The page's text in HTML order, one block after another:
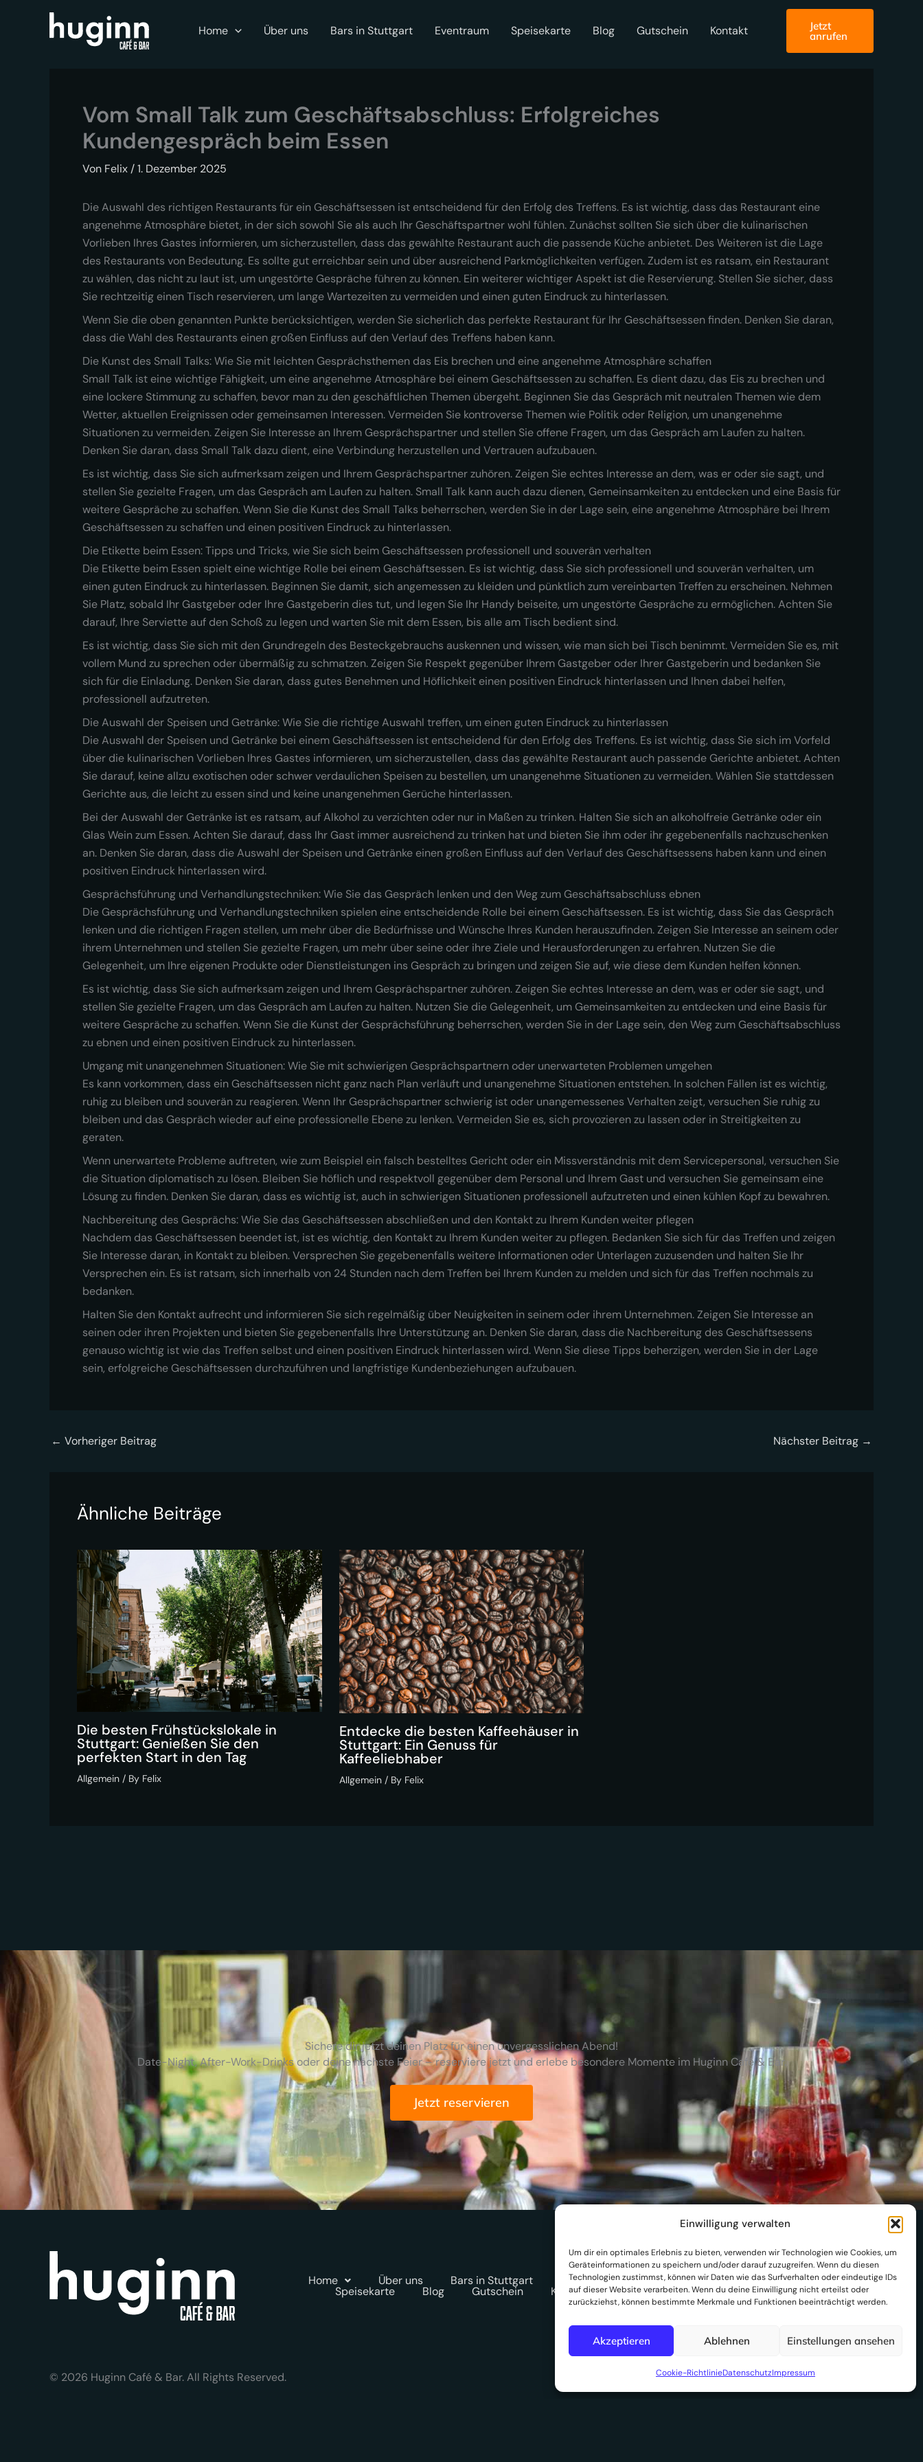
Einwilligung verwalten
Um dir ein optimales Erlebnis zu bieten, verwenden wir Technologien wie Cookies, um
Geräteinformationen zu speichern und/oder darauf zuzugreifen. Wenn du diesen
Technologien zustimmst, können wir Daten wie das Surfverhalten oder eindeutige IDs
auf dieser Website verarbeiten. Wenn du deine Einwilligung nicht erteilst oder
zurückziehst, können bestimmte Merkmale und Funktionen beeinträchtigt werden.
Akzeptieren Ablehnen Einstellungen ansehen
Cookie-RichtlinieDatenschutzImpressum
Home Über uns Bars in Stuttgart Eventraum Speisekarte Blog Gutschein Kontakt Jetzt
anrufen
Vom Small Talk zum Geschäftsabschluss: Erfolgreiches
Kundengespräch beim Essen
Von Felix /1. Dezember 2025
Die Auswahl des richtigen Restaurants für ein Geschäftsessen ist entscheidend für den Erfolg des Treffens. Es ist wichtig, dass das Restaurant eine
angenehme Atmosphäre bietet, in der sich sowohl Sie als auch Ihr Geschäftspartner wohl fühlen. Zunächst sollten Sie sich über die kulinarischen
Vorlieben Ihres Gastes informieren, um sicherzustellen, dass das gewählte Restaurant auch die passende Küche anbietet. Des Weiteren ist die Lage
des Restaurants von Bedeutung. Es sollte gut erreichbar sein und über ausreichend Parkmöglichkeiten verfügen. Zudem ist es ratsam, ein Restaurant
zu wählen, das nicht zu laut ist, um ungestörte Gespräche führen zu können. Ein weiterer wichtiger Aspekt ist die Reservierung. Stellen Sie sicher, dass
Sie rechtzeitig einen Tisch reservieren, um lange Wartezeiten zu vermeiden und einen guten Eindruck zu hinterlassen.
Wenn Sie die oben genannten Punkte berücksichtigen, werden Sie sicherlich das perfekte Restaurant für Ihr Geschäftsessen finden. Denken Sie daran,
dass die Wahl des Restaurants einen großen Einfluss auf den Verlauf des Treffens haben kann.
Die Kunst des Small Talks: Wie Sie mit leichten Gesprächsthemen das Eis brechen und eine angenehme Atmosphäre schaffen
Small Talk ist eine wichtige Fähigkeit, um eine angenehme Atmosphäre bei einem Geschäftsessen zu schaffen. Es dient dazu, das Eis zu brechen und
eine lockere Stimmung zu schaffen, bevor man zu den geschäftlichen Themen übergeht. Beginnen Sie das Gespräch mit neutralen Themen wie dem
Wetter, aktuellen Ereignissen oder gemeinsamen Interessen. Vermeiden Sie kontroverse Themen wie Politik oder Religion, um unangenehme
Situationen zu vermeiden. Zeigen Sie Interesse an Ihrem Gesprächspartner und stellen Sie offene Fragen, um das Gespräch am Laufen zu halten.
Denken Sie daran, dass Small Talk dazu dient, eine Verbindung herzustellen und Vertrauen aufzubauen.
Es ist wichtig, dass Sie sich aufmerksam zeigen und Ihrem Gesprächspartner zuhören. Zeigen Sie echtes Interesse an dem, was er oder sie sagt, und
stellen Sie gezielte Fragen, um das Gespräch am Laufen zu halten. Small Talk kann auch dazu dienen, Gemeinsamkeiten zu entdecken und eine Basis für
weitere Gespräche zu schaffen. Wenn Sie die Kunst des Small Talks beherrschen, werden Sie in der Lage sein, eine angenehme Atmosphäre bei Ihrem
Geschäftsessen zu schaffen und einen positiven Eindruck zu hinterlassen.
Die Etikette beim Essen: Tipps und Tricks, wie Sie sich beim Geschäftsessen professionell und souverän verhalten
Die Etikette beim Essen spielt eine wichtige Rolle bei einem Geschäftsessen. Es ist wichtig, dass Sie sich professionell und souverän verhalten, um
einen guten Eindruck zu hinterlassen. Beginnen Sie damit, sich angemessen zu kleiden und pünktlich zum vereinbarten Treffen zu erscheinen. Nehmen
Sie Platz, sobald Ihr Gastgeber oder Ihre Gastgeberin dies tut, und legen Sie Ihr Handy beiseite, um ungestörte Gespräche zu ermöglichen. Achten Sie
darauf, Ihre Serviette auf den Schoß zu legen und warten Sie mit dem Essen, bis alle am Tisch bedient sind.
Es ist wichtig, dass Sie sich mit den Grundregeln des Besteckgebrauchs auskennen und wissen, wie man sich bei Tisch benimmt. Vermeiden Sie es, mit
vollem Mund zu sprechen oder übermäßig zu schmatzen. Zeigen Sie Respekt gegenüber Ihrem Gastgeber oder Ihrer Gastgeberin und bedanken Sie
sich für die Einladung. Denken Sie daran, dass gutes Benehmen und Höflichkeit einen positiven Eindruck hinterlassen und Ihnen dabei helfen,
professionell aufzutreten.
Die Auswahl der Speisen und Getränke: Wie Sie die richtige Auswahl treffen, um einen guten Eindruck zu hinterlassen
Die Auswahl der Speisen und Getränke bei einem Geschäftsessen ist entscheidend für den Erfolg des Treffens. Es ist wichtig, dass Sie sich im Vorfeld
über die kulinarischen Vorlieben Ihres Gastes informieren, um sicherzustellen, dass das gewählte Restaurant auch passende Gerichte anbietet. Achten
Sie darauf, keine allzu exotischen oder schwer verdaulichen Speisen zu bestellen, um unangenehme Situationen zu vermeiden. Wählen Sie stattdessen
Gerichte aus, die leicht zu essen sind und keine unangenehmen Gerüche hinterlassen.
Bei der Auswahl der Getränke ist es ratsam, auf Alkohol zu verzichten oder nur in Maßen zu trinken. Halten Sie sich an alkoholfreie Getränke oder ein
Glas Wein zum Essen. Achten Sie darauf, dass Ihr Gast immer ausreichend zu trinken hat und bieten Sie ihm oder ihr gegebenenfalls nachzuschenken
an. Denken Sie daran, dass die Auswahl der Speisen und Getränke einen großen Einfluss auf den Verlauf des Geschäftsessens haben kann und einen
positiven Eindruck hinterlassen wird.
Gesprächsführung und Verhandlungstechniken: Wie Sie das Gespräch lenken und den Weg zum Geschäftsabschluss ebnen
Die Gesprächsführung und Verhandlungstechniken spielen eine entscheidende Rolle bei einem Geschäftsessen. Es ist wichtig, dass Sie das Gespräch
lenken und die richtigen Fragen stellen, um mehr über die Bedürfnisse und Wünsche Ihres Kunden herauszufinden. Zeigen Sie Interesse an seinem oder
ihrem Unternehmen und stellen Sie gezielte Fragen, um mehr über seine oder ihre Ziele und Herausforderungen zu erfahren. Nutzen Sie die
Gelegenheit, um Ihre eigenen Produkte oder Dienstleistungen ins Gespräch zu bringen und zeigen Sie auf, wie diese dem Kunden helfen können.
Es ist wichtig, dass Sie sich aufmerksam zeigen und Ihrem Gesprächspartner zuhören. Zeigen Sie echtes Interesse an dem, was er oder sie sagt, und
stellen Sie gezielte Fragen, um das Gespräch am Laufen zu halten. Nutzen Sie die Gelegenheit, um Gemeinsamkeiten zu entdecken und eine Basis für
weitere Gespräche zu schaffen. Wenn Sie die Kunst der Gesprächsführung beherrschen, werden Sie in der Lage sein, den Weg zum Geschäftsabschluss
zu ebnen und einen positiven Eindruck zu hinterlassen.
Umgang mit unangenehmen Situationen: Wie Sie mit schwierigen Gesprächspartnern oder unerwarteten Problemen umgehen
Es kann vorkommen, dass ein Geschäftsessen nicht ganz nach Plan verläuft und unangenehme Situationen entstehen. In solchen Fällen ist es wichtig,
ruhig zu bleiben und souverän zu reagieren. Wenn Ihr Gesprächspartner schwierig ist oder unangemessenes Verhalten zeigt, versuchen Sie ruhig zu
bleiben und das Gespräch wieder auf eine professionelle Ebene zu lenken. Vermeiden Sie es, sich provozieren zu lassen oder in Streitigkeiten zu
geraten.
Wenn unerwartete Probleme auftreten, wie zum Beispiel ein falsch bestelltes Gericht oder ein Missverständnis mit dem Servicepersonal, versuchen Sie
die Situation diplomatisch zu lösen. Bleiben Sie höflich und respektvoll gegenüber dem Personal und Ihrem Gast und versuchen Sie gemeinsam eine
Lösung zu finden. Denken Sie daran, dass es wichtig ist, auch in schwierigen Situationen professionell aufzutreten und einen kühlen Kopf zu bewahren.
Nachbereitung des Gesprächs: Wie Sie das Geschäftsessen abschließen und den Kontakt zu Ihrem Kunden weiter pflegen
Nachdem das Geschäftsessen beendet ist, ist es wichtig, den Kontakt zu Ihrem Kunden weiter zu pflegen. Bedanken Sie sich für das Treffen und zeigen
Sie Interesse daran, in Kontakt zu bleiben. Versprechen Sie gegebenenfalls weitere Informationen oder Unterlagen zuzusenden und halten Sie Ihr
Versprechen ein. Es ist ratsam, sich innerhalb von 24 Stunden nach dem Treffen bei Ihrem Kunden zu melden und sich für das Treffen nochmals zu
bedanken.
Halten Sie den Kontakt aufrecht und informieren Sie sich regelmäßig über Neuigkeiten in seinem oder ihrem Unternehmen. Zeigen Sie Interesse an
seinen oder ihren Projekten und bieten Sie gegebenenfalls Ihre Unterstützung an. Denken Sie daran, dass die Nachbereitung des Geschäftsessens
genauso wichtig ist wie das Treffen selbst und einen positiven Eindruck hinterlassen wird. Wenn Sie diese Tipps beherzigen, werden Sie in der Lage
sein, erfolgreiche Geschäftsessen durchzuführen und langfristige Kundenbeziehungen aufzubauen.
← Vorheriger Beitrag Nächster Beitrag →
Ähnliche Beiträge
Die besten Frühstückslokale in
Stuttgart: Genießen Sie den
perfekten Start in den Tag
Allgemein / By Felix
Entdecke die besten Kaffeehäuser in
Stuttgart: Ein Genuss für
Kaffeeliebhaber
Allgemein/ By Felix
Sichere dir jetzt deinen Platz für einen unvergesslichen Abend!
Date-Night, After-Work-Drinks oder deine nächste Feier – reserviere jetzt und erlebe besondere Momente im Huginn Café & Bar.
Jetzt reservieren
Home Über uns Bars in Stuttgart Eventraum
Speisekarte Blog Gutschein Kontakt I
n
s
t
© 2026 Huginn Café & Bar. All Rights Reserved. Impressum|Datenschutz|Gutschein widerrufen